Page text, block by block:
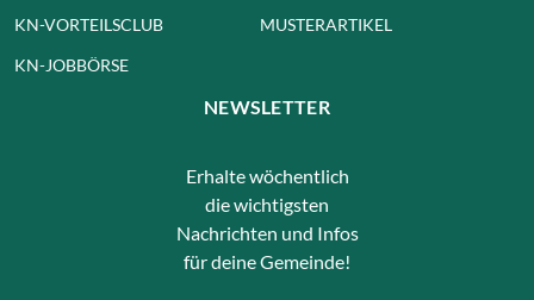
KN-VORTEILSCLUB
KN-JOBBÖRSE
MUSTERARTIKEL
NEWSLETTER
Erhalte wöchentlich
die wichtigsten
Nachrichten und Infos
für deine Gemeinde!